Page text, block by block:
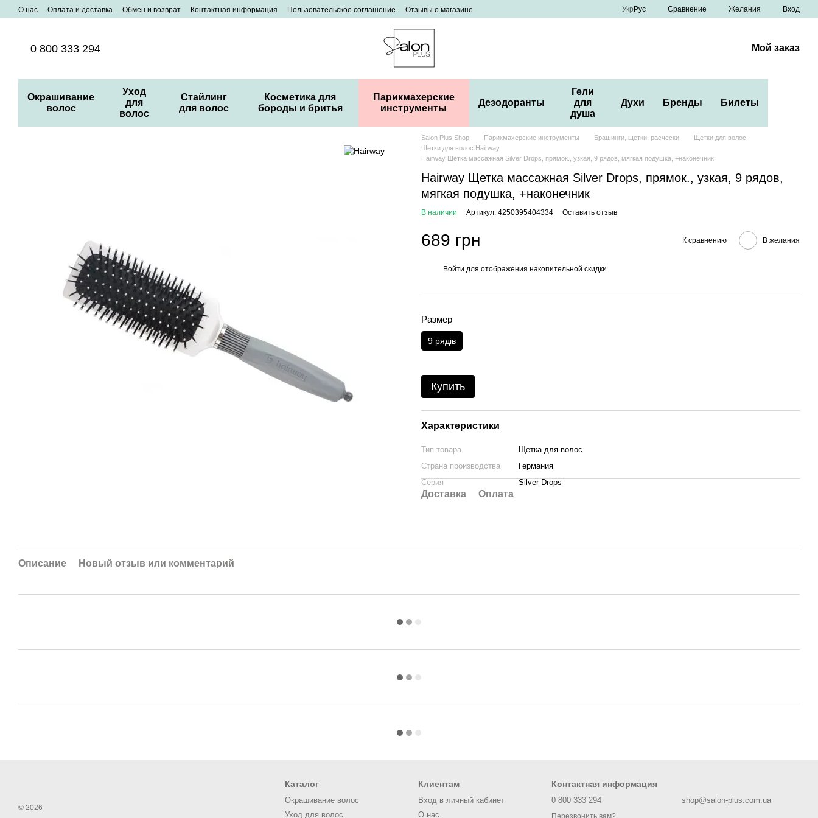
Перейти к основному контенту
О нас Оплата и доставка Обмен и возврат Контактная информация Пользовательское соглашение Отзывы о магазине Укр Рус Сравнение Желания Вход
0 800 333 294 Мой заказ
Окрашивание
волос
Уход
для
волос
Стайлинг
для волос
Косметика для
бороды и бритья
Парикмахерские
инструменты
Дезодоранты
Гели
для
душа
Духи Бренды Билеты
Salon Plus Shop Парикмахерские инструменты Брашинги, щетки, расчески
Щетки для волос
Щетки для волос Hairway
Hairway Щетка массажная Silver Drops, прямок., узкая, 9 рядов, мягкая подушка, +наконечник
Hairway Щетка массажная Silver Drops, прямок., узкая, 9 рядов,
мягкая подушка, +наконечник
В наличии Артикул: 4250395404334 Оставить отзыв
689 грн К сравнению В желания
Войти для отображения накопительной скидки
Размер
9 рядів
Купить
Характеристики
Тип товара
Щетка для волос
Страна производства
Германия
Серия
Silver Drops
Доставка Оплата
Описание Новый отзыв или комментарий
© 2026
Каталог
Окрашивание волос
Уход для волос
Клиентам
Вход в личный кабинет
О нас
Контактная информация
0 800 333 294 shop@salon-plus.com.ua